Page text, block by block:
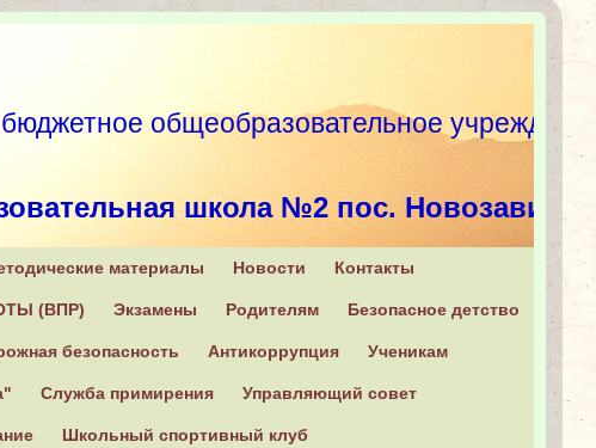
общеобразовательное
школа №2 пос.
Конаковский район, п. Новозавидовский, ул. Советская, 6
+7 (482 42) 2-16-31
материалы Новости Контакты
(ВПР) Экзамены Родителям Безопасное детство
безопасность Антикоррупция Ученикам
Служба примирения Управляющий совет
Школьный спортивный клуб